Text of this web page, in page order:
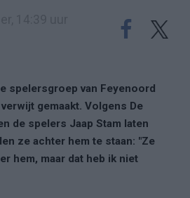
spelersgroep van Feyenoord
gemaakt. Volgens De
de spelers Jaap Stam laten
ze achter hem te staan: "Ze
hem, maar dat heb ik niet